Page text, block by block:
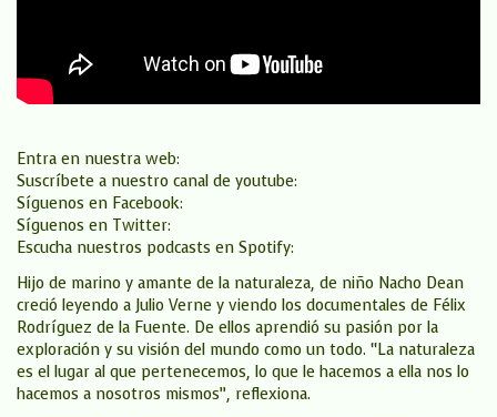
Entra en nuestra web:
Suscríbete a nuestro canal de youtube:
Síguenos en Facebook:
Síguenos en Twitter:
Escucha nuestros podcasts en Spotify:
Hijo de marino y amante de la naturaleza, de niño Nacho Dean
creció leyendo a Julio Verne y viendo los documentales de Félix
Rodríguez de la Fuente. De ellos aprendió su pasión por la
exploración y su visión del mundo como un todo. “La naturaleza
es el lugar al que pertenecemos, lo que le hacemos a ella nos lo
hacemos a nosotros mismos”, reflexiona.